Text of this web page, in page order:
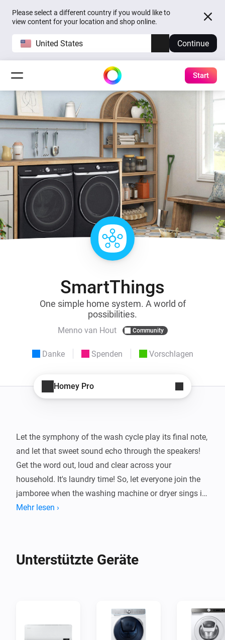
Please select a different country if you would like to
view content for your location and shop online.
United States Continue
Start
SmartThings
One simple home system. A world of
possibilities.
Menno van Hout Community
Danke Spenden Vorschlagen
Homey Pro
Let the symphony of the wash cycle play its final note,
and let that sweet sound echo through the speakers!
Get the word out, loud and clear across your
household. It's laundry time! So, let everyone join the
jamboree when the washing machine or dryer sings its
Mehr lesen ›
Unterstützte Geräte